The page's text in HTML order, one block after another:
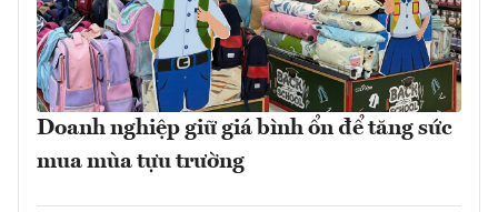
Doanh nghiệp giữ giá bình ổn để tăng sức
mua mùa tựu trường